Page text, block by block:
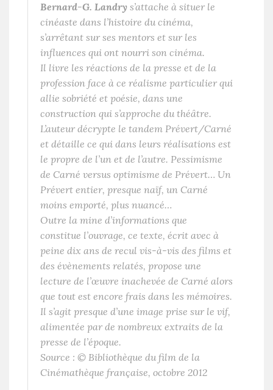
Bernard-G. Landry s’attache à situer le
cinéaste dans l’histoire du cinéma,
s’arrêtant sur ses mentors et sur les
influences qui ont nourri son cinéma.
Il livre les réactions de la presse et de la
profession face à ce réalisme particulier qui
allie sobriété et poésie, dans une
construction qui s’approche du théâtre.
L’auteur décrypte le tandem Prévert/Carné
et détaille ce qui dans leurs réalisations est
le propre de l’un et de l’autre. Pessimisme
de Carné versus optimisme de Prévert… Un
Prévert entier, presque naïf, un Carné
moins emporté, plus nuancé…
Outre la mine d’informations que
constitue l’ouvrage, ce texte, écrit avec à
peine dix ans de recul vis-à-vis des films et
des évènements relatés, propose une
lecture de l’œuvre inachevée de Carné alors
que tout est encore frais dans les mémoires.
Il s’agit presque d’une image prise sur le vif,
alimentée par de nombreux extraits de la
presse de l’époque.
Source : © Bibliothèque du film de la
Cinémathèque française, octobre 2012